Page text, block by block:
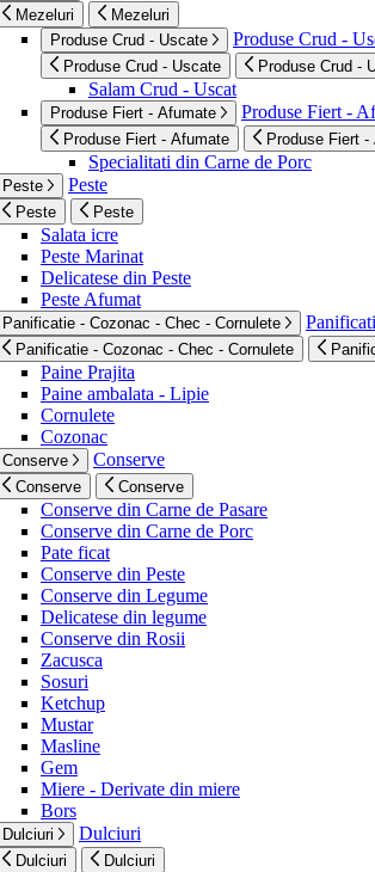
Mezeluri
Mezeluri
Produse Crud - Uscate
Produse Crud -
Produse Crud - Uscate Produse Crud -
Salam Crud - Uscat
Produse Fiert - Afumate Produse Fiert -
Produse Fiert - Afumate Produse Fiert -
Specialitati din Carne de Porc
Peste Peste
Peste Peste
Salata icre
Peste Marinat
Delicatese din Peste
Peste Afumat
Panificatie - Cozonac - Chec - Cornulete
Panificatie - Cozonac - Chec - Cornulete
Paine Prajita
Paine ambalata - Lipie
Cornulete
Cozonac
Conserve Conserve
Conserve Conserve
Conserve din Carne de Pasare
Conserve din Carne de Porc
Pate ficat
Conserve din Peste
Conserve din Legume
Delicatese din legume
Conserve din Rosii
Zacusca
Sosuri
Ketchup
Mustar
Masline
Gem
Miere - Derivate din miere
Bors
Dulciuri Dulciuri
Dulciuri Dulciuri